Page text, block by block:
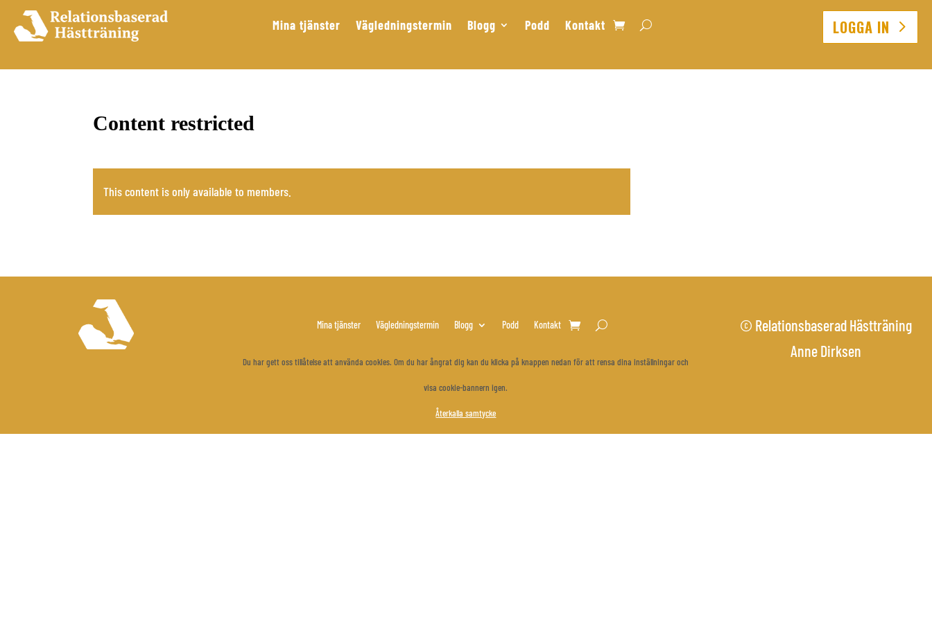
Mina tjänster Vägledningstermin Blogg Podd Kontakt LOGGA IN
Content restricted
This content is only available to members.
Mina tjänster Vägledningstermin Blogg Podd Kontakt
Du har gett oss tillåtelse att använda cookies. Om du har ångrat dig kan du klicka på knappen nedan för att rensa dina inställningar och
visa cookie-bannern igen.
Återkalla samtycke
© Relationsbaserad Hästträning
Anne Dirksen